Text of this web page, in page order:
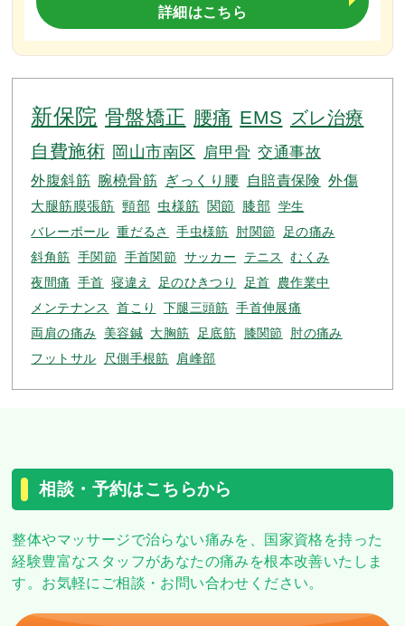
詳細はこちら
新保院 骨盤矯正 腰痛 EMS ズレ治療
自費施術 岡山市南区 肩甲骨 交通事故
外腹斜筋 腕橈骨筋 ぎっくり腰 自賠責保険 外傷
大腿筋膜張筋 頸部 虫様筋 関節 膝部
学生
バレーボール 重だるさ 手虫様筋 肘関節
足の痛み
斜角筋 手関節 手首関節 サッカー テニス
むくみ
夜間痛
手首 寝違え 足のひきつり 足首
農作業中
メンテナンス
首こり 下腿三頭筋 手首伸展痛
両肩の痛み
美容鍼 大胸筋 足底筋 膝関節
肘の痛み
フットサル
尺側手根筋 肩峰部
相談・予約はこちらから
整体やマッサージで治らない痛みを、
国家資格を持った
経験豊富なスタッフがあなたの痛みを根本改善いたしま
す。 お気軽にご相談・お問い合わせください。